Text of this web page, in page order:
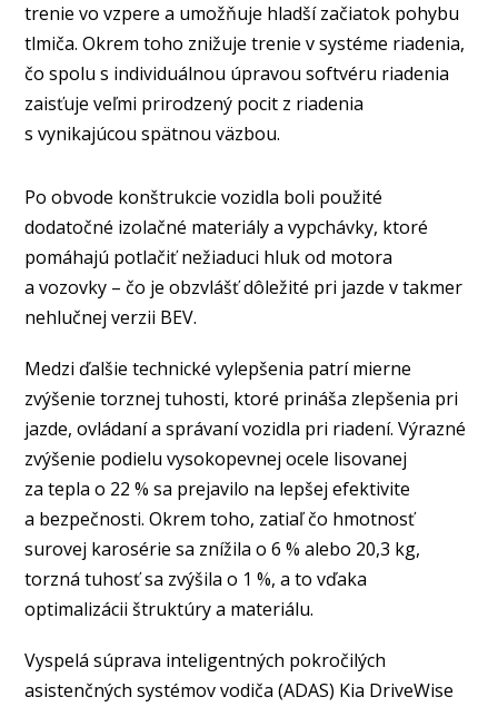
trenie vo vzpere a umožňuje hladší začiatok pohybu
tlmiča. Okrem toho znižuje trenie v systéme riadenia,
čo spolu s individuálnou úpravou softvéru riadenia
zaisťuje veľmi prirodzený pocit z riadenia
s vynikajúcou spätnou väzbou.
Po obvode konštrukcie vozidla boli použité
dodatočné izolačné materiály a vypchávky, ktoré
pomáhajú potlačiť nežiaduci hluk od motora
a vozovky – čo je obzvlášť dôležité pri jazde v takmer
nehlučnej verzii BEV.
Medzi ďalšie technické vylepšenia patrí mierne
zvýšenie torznej tuhosti, ktoré prináša zlepšenia pri
jazde, ovládaní a správaní vozidla pri riadení. Výrazné
zvýšenie podielu vysokopevnej ocele lisovanej
za tepla o 22 % sa prejavilo na lepšej efektivite
a bezpečnosti. Okrem toho, zatiaľ čo hmotnosť
surovej karosérie sa znížila o 6 % alebo 20,3 kg,
torzná tuhosť sa zvýšila o 1 %, a to vďaka
optimalizácii štruktúry a materiálu.
Vyspelá súprava inteligentných pokročilých
asistenčných systémov vodiča (ADAS) Kia DriveWise